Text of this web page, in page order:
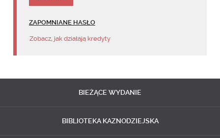
ZAPOMNIANE HASŁO
Zobacz, jak działają kredyty
BIEŻĄCE WYDANIE
BIBLIOTEKA KAZNODZIEJSKA